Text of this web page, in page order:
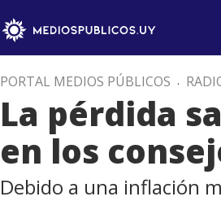
PORTAL MEDIOS PÚBLICOS .
La pérdida
en los
Debido a una inflación